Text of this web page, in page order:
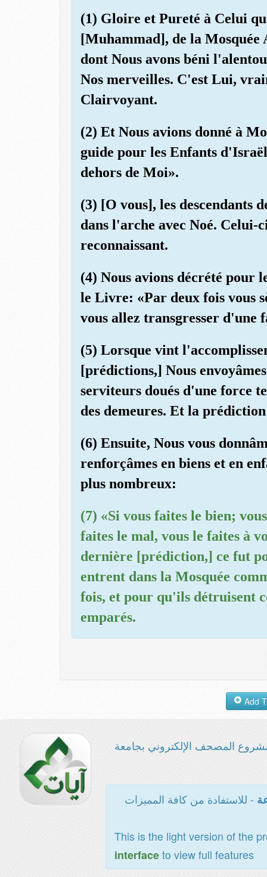
(1) Gloire et Pureté à Celui
[Muhammad], de la
dont Nous avons béni
Nos merveilles. C'est Lui,
Clairvoyant.
(2) Et Nous avions donné à
guide pour les Enfants
dehors de Moi».
(3) [O vous], les descendants
dans l'arche avec Noé.
reconnaissant.
(4) Nous avions décrété pour
le Livre: «Par deux fois vous
vous allez transgresser d'une
(5) Lorsque vint
[prédictions,] Nous
serviteurs doués d'une force
des demeures. Et la
(6) Ensuite, Nous vous
renforçâmes en biens et en
plus nombreux:
(7) «Si vous faites le bien;
faites le mal, vous le faites à
dernière [prédiction,] ce fut
entrent dans la Mosquée
fois, et pour qu'ils détruisent
emparés.
المصحف الإلكتروني بجامعة
- للاستفادة من كافة المميزات
This is the light version of the
interfaceto view full features